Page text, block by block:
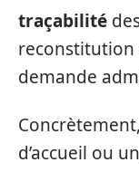
traçabilité
reconstitution
demande
d’accueil ou un